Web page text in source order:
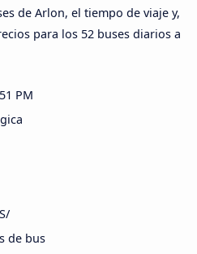
de Arlon, el tiempo de viaje y,
para los 52 buses diarios a
PM
de bus